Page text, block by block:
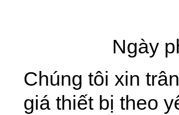
Ngày
Chúng tôi xin
giá thiết bị theo